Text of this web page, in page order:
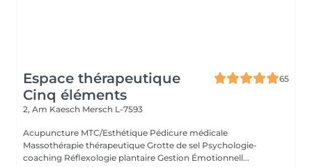
Espace thérapeutique
Cinq éléments
65
2, Am Kaesch Mersch L-7593
Acupuncture MTC/Esthétique Pédicure médicale
Massothérapie thérapeutique Grotte de sel Psychologie-
coaching Réflexologie plantaire Gestion Émotionnell...